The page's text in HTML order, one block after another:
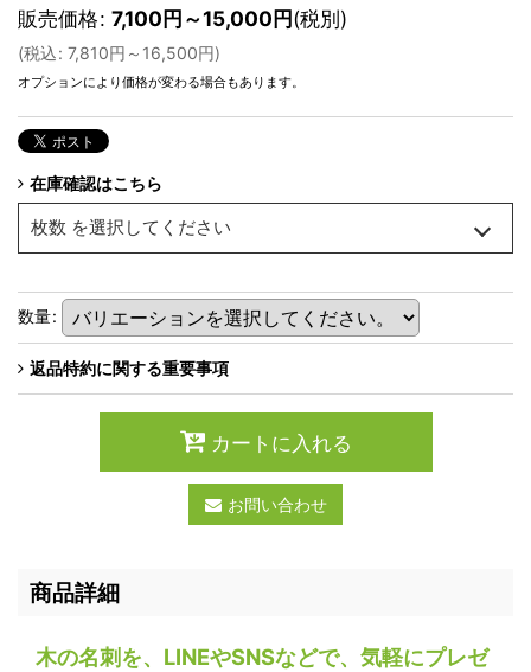
販売価格: 7,100円～15,000円(税別)
(税込: 7,810円 ～16,500円)
オプションにより価格が変わる場合もあります。
在庫確認はこちら
枚数 を選択してください
数量:
返品特約に関する重要事項
カートに入れる
お問い合わせ
商品詳細
木の名刺を、LINEやSNSなどで、気軽にプレゼ